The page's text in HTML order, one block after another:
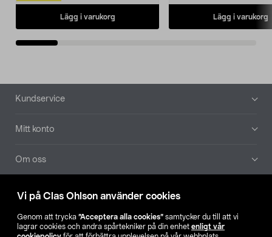
Vi på Clas Ohlson använder cookies
Genom att trycka ”Acceptera alla cookies” samtycker du till att vi
lagrar cookies och andra spårtekniker på din enhet enligt vår
Lägg i varukorg Lägg i varukorg
Sidfot
Kundservice
Mitt konto
Om oss
Aktuellt
Våra bolag